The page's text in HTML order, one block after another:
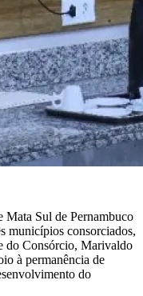
Sul de Pernambuco
municípios consorciados,
do Consórcio, Marivaldo
à permanência de
do